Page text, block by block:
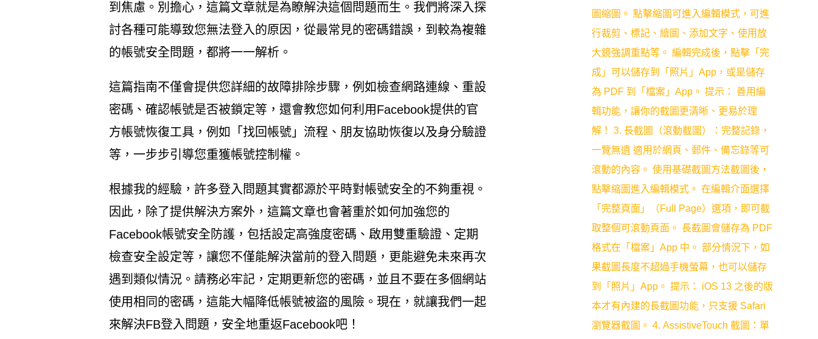
到焦慮。別擔心，這篇文章就是為瞭解決這個問題而生。我們將深入探
討各種可能導致您無法登入的原因，從最常見的密碼錯誤，到較為複雜
的帳號安全問題，都將一一解析。
這篇指南不僅會提供您詳細的故障排除步驟，例如檢查網路連線、重設
密碼、確認帳號是否被鎖定等，還會教您如何利用Facebook提供的官
方帳號恢復工具，例如「找回帳號」流程、朋友協助恢復以及身分驗證
等，一步步引導您重獲帳號控制權。
根據我的經驗，許多登入問題其實都源於平時對帳號安全的不夠重視。
因此，除了提供解決方案外，這篇文章也會著重於如何加強您的
Facebook帳號安全防護，包括設定高強度密碼、啟用雙重驗證、定期
檢查安全設定等，讓您不僅能解決當前的登入問題，更能避免未來再次
遇到類似情況。請務必牢記，定期更新您的密碼，並且不要在多個網站
使用相同的密碼，這能大幅降低帳號被盜的風險。現在，就讓我們一起
來解決FB登入問題，安全地重返Facebook吧！
圖縮圖。 點擊縮圖可進入編輯模式，可進
行裁剪、標記、繪圖、添加文字、使用放
大鏡強調重點等。 編輯完成後，點擊「完
成」可以儲存到「照片」App，或是儲存
為 PDF 到「檔案」App。 提示： 善用編
輯功能，讓你的截圖更清晰、更易於理
解！ 3. 長截圖（滾動截圖）：完整記錄，
一覽無遺 適用於網頁、郵件、備忘錄等可
滾動的內容。 使用基礎截圖方法截圖後，
點擊縮圖進入編輯模式。 在編輯介面選擇
「完整頁面」（Full Page）選項，即可截
取整個可滾動頁面。 長截圖會儲存為 PDF
格式在「檔案」App 中。 部分情況下，如
果截圖長度不超過手機螢幕，也可以儲存
到「照片」App。 提示： iOS 13 之後的版
本才有內建的長截圖功能，只支援 Safari
瀏覽器截圖。 4. AssistiveTouch 截圖：單